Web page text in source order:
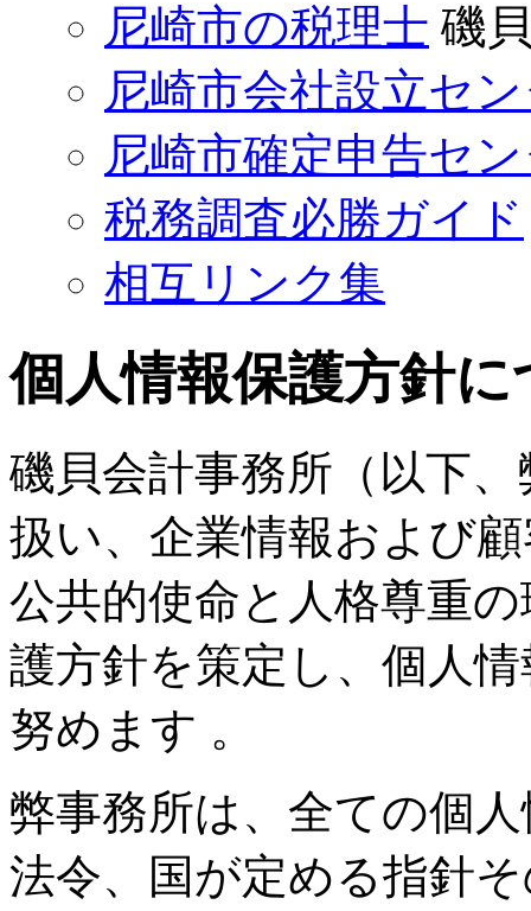
尼崎市の税理士 磯
尼崎市会社設立セ
尼崎市確定申告セ
税務調査必勝ガイド
相互リンク集
個人情報保護方針に
磯貝会計事務所（以下
扱い、企業情報および
公共的使命と人格尊重
護方針を策定し、個人
努めます 。
弊事務所は、全ての個
法令、国が定める指針